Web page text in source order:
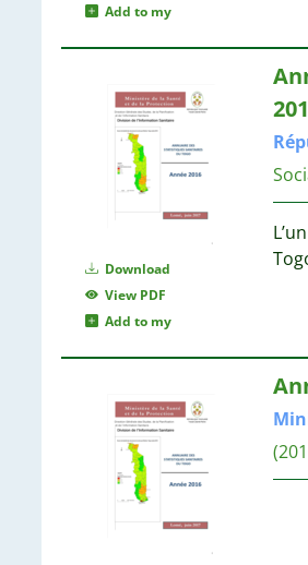
Add to my
Download
View PDF
Add to my